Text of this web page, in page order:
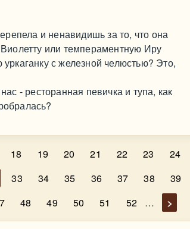
и ненавидишь за то, что она
или темпераментную Иру
с железной челюстью? Это,
- ресторанная певичка и тупа, как
18 19 20 21 22 23
24
33 34 35 36 37 38
39
48 49 50 51 52 … >